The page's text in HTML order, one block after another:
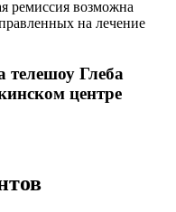
ремиссия возможна
на лечение
телешоу Глеба
центре